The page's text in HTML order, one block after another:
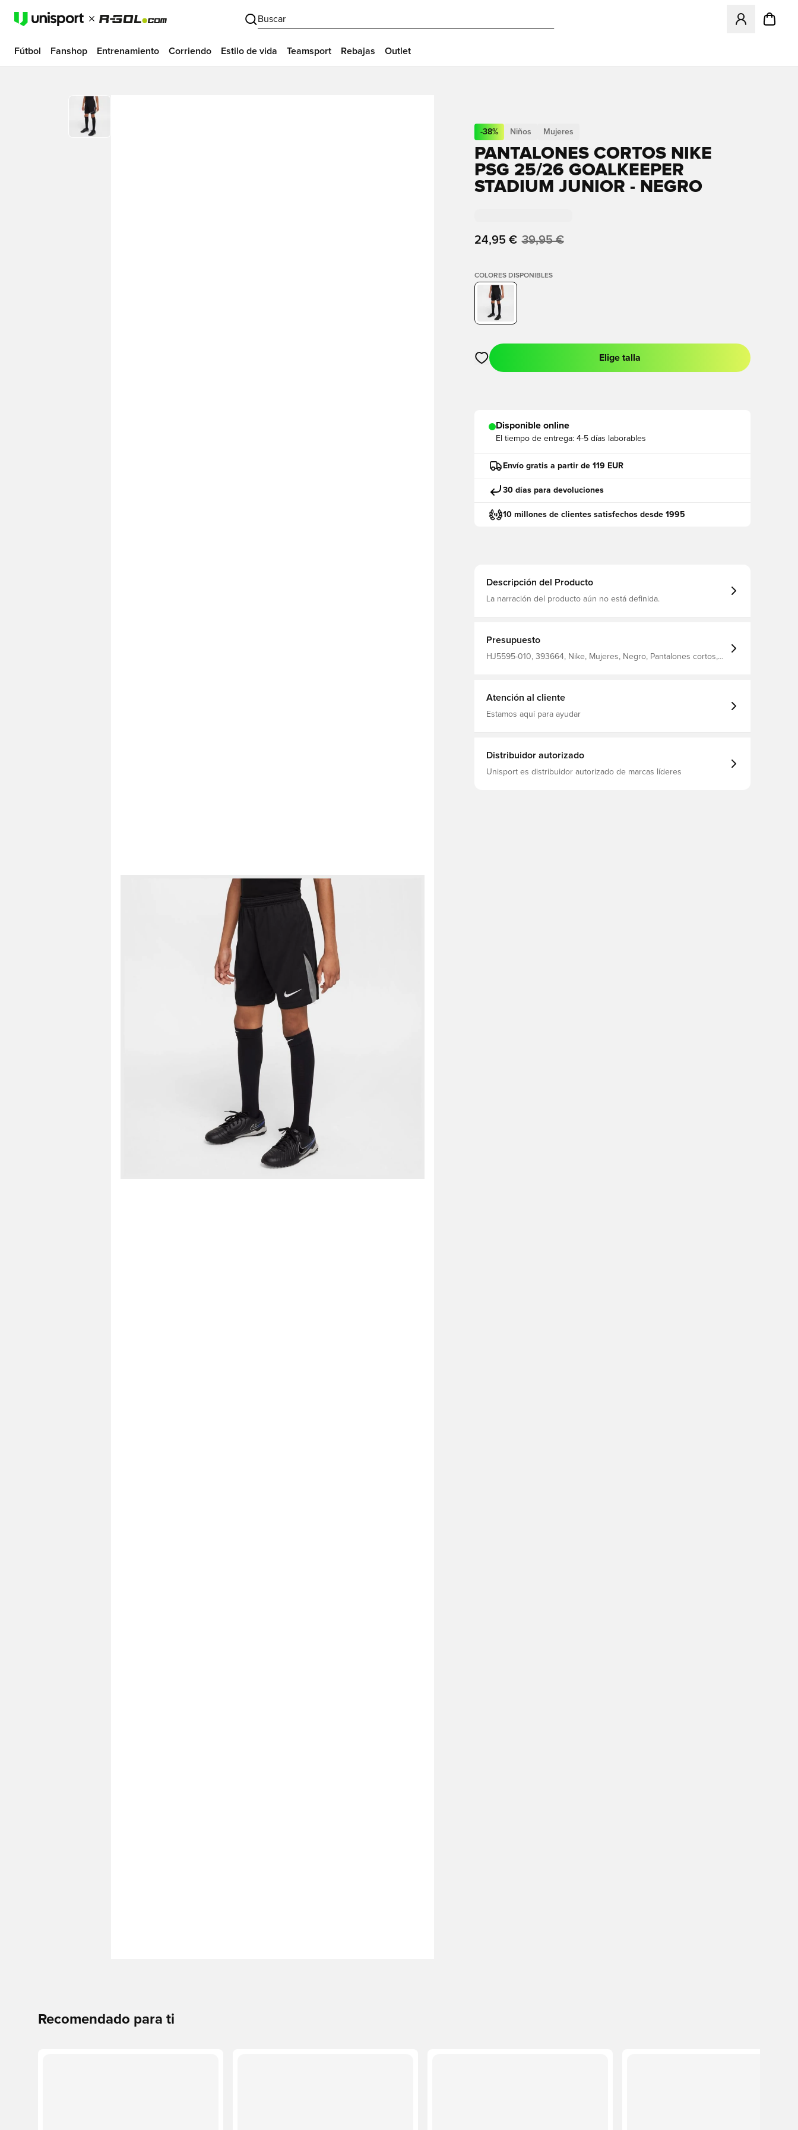
Buscar
Abre un modal
Fútbol Fanshop Entrenamiento Corriendo Estilo de vida Teamsport Rebajas Outlet
-38% Niños Mujeres
PANTALONES CORTOS NIKE
PSG 25/26 GOALKEEPER
STADIUM JUNIOR - NEGRO
24,95 € 39,95 €
COLORES DISPONIBLES
Abre un modal para iniciar sesión o registrarse como miembro
Elige talla
Disponible online
El tiempo de entrega: 4-5 días laborables
Envío gratis a partir de 119 EUR
30 días para devoluciones
10 millones de clientes satisfechos desde 1995
Descripción del Producto
La narración del producto aún no está definida.
Presupuesto
HJ5595-010, 393664, Nike, Mujeres, Negro, Pantalones cortos,
Atención al cliente
Estamos aquí para ayudar
Distribuidor autorizado
Unisport es distribuidor autorizado de marcas líderes
Recomendado para ti